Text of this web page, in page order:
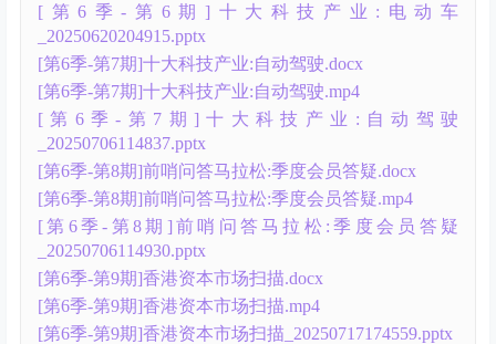
[第6季-第6期]十大科技产业:电动车
_20250620204915.pptx
[第6季-第7期]十大科技产业:自动驾驶.docx
[第6季-第7期]十大科技产业:自动驾驶.mp4
[第6季-第7期]十大科技产业:自动驾驶
_20250706114837.pptx
[第6季-第8期]前哨问答马拉松:季度会员答疑.docx
[第6季-第8期]前哨问答马拉松:季度会员答疑.mp4
[第6季-第8期]前哨问答马拉松:季度会员答疑
_20250706114930.pptx
[第6季-第9期]香港资本市场扫描.docx
[第6季-第9期]香港资本市场扫描.mp4
[第6季-第9期]香港资本市场扫描_20250717174559.pptx